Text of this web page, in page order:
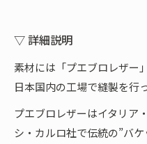
▽ 詳細説明
素材には「プエブロレザー
日本国内の工場で縫製を行
プエブロレザーはイタリア
シ・カルロ社で伝統の”バ